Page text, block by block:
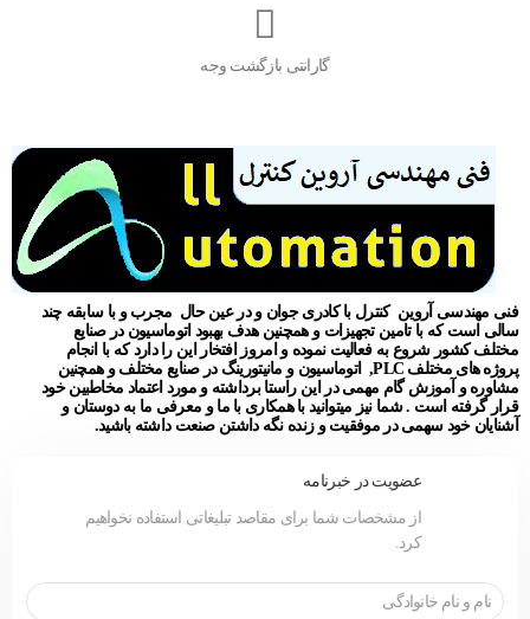
گارانتی بازگشت وجه
فنی مهندسی آروین کنترل با کادری جوان و در عین حال مجرب و با سابقه چند
سالی است که با تامین تجهیزات و همچنین هدف بهبود اتوماسیون در صنایع
مختلف کشور شروع به فعالیت نموده و امروز افتخار این را دارد که با انجام
پروژه های مختلف PLC, اتوماسیون و مانیتورینگ در صنایع مختلف و همچنین
مشاوره و آموزش گام مهمی در این راستا برداشته و مورد اعتماد مخاطبین خود
قرار گرفته است . شما نیز میتوانید با همکاری با ما و معرفی ما به دوستان و
آشنایان خود سهمی در موفقیت و زنده نگه داشتن صنعت داشته باشید.
عضویت در خبرنامه
از مشخصات شما برای مقاصد تبلیغاتی استفاده نخواهیم
کرد.